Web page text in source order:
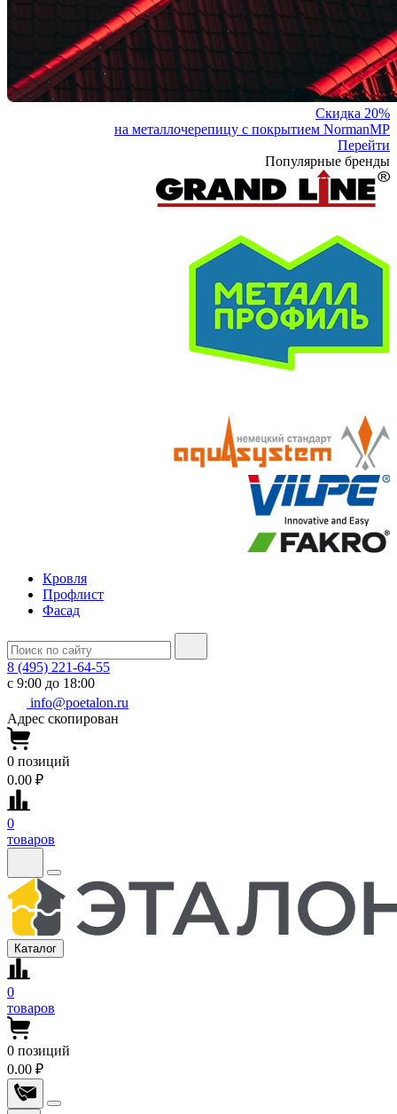
Скидка 20%
на металлочерепицу с покрытием NormanMP
Перейти
Популярные бренды
Кровля
Профлист
Фасад
8 (495) 221-64-55
с 9:00 до 18:00
info@poetalon.ru
Адрес скопирован
0 позиций
0.00 ₽
0
товаров
Каталог
0
товаров
0 позиций
0.00 ₽